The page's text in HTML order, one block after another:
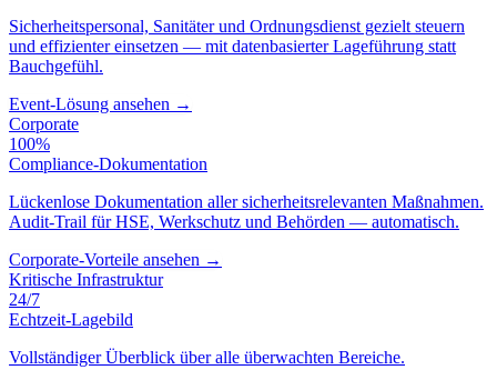
Sicherheitspersonal, Sanitäter und Ordnungsdienst gezielt steuern
und effizienter einsetzen — mit datenbasierter Lageführung statt
Bauchgefühl.
Event-Lösung ansehen →
Corporate
100%
Compliance-Dokumentation
Lückenlose Dokumentation aller sicherheitsrelevanten Maßnahmen.
Audit-Trail für HSE, Werkschutz und Behörden — automatisch.
Corporate-Vorteile ansehen →
Kritische Infrastruktur
24/7
Echtzeit-Lagebild
Vollständiger Überblick über alle überwachten Bereiche.